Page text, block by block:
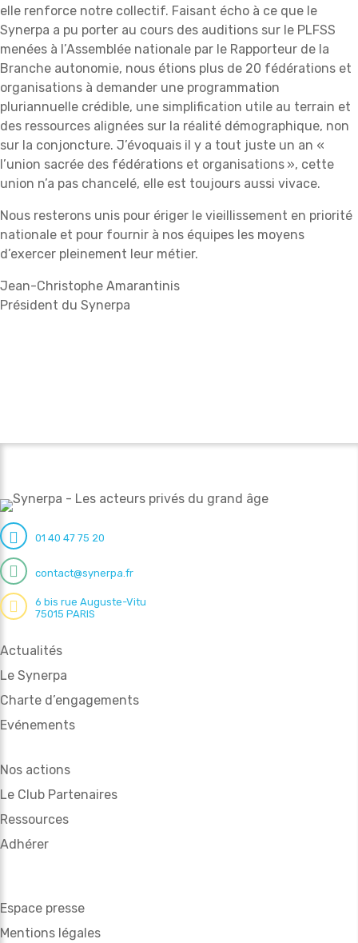
elle renforce notre collectif. Faisant écho à ce que le
Synerpa a pu porter au cours des auditions sur le PLFSS
menées à l’Assemblée nationale par le Rapporteur de la
Branche autonomie, nous étions plus de 20 fédérations et
organisations à demander une programmation
pluriannuelle crédible, une simplification utile au terrain et
des ressources alignées sur la réalité démographique, non
sur la conjoncture. J’évoquais il y a tout juste un an «
l’union sacrée des fédérations et organisations », cette
union n’a pas chancelé, elle est toujours aussi vivace.
Nous resterons unis pour ériger le vieillissement en priorité
nationale et pour fournir à nos équipes les moyens
d’exercer pleinement leur métier.
Jean-Christophe Amarantinis
Président du Synerpa
01 40 47 75 20
contact@synerpa.fr
6 bis rue Auguste-Vitu
75015 PARIS
Actualités
Le Synerpa
Charte d’engagements
Evénements
Nos actions
Le Club Partenaires
Ressources
Adhérer
Espace presse
Mentions légales